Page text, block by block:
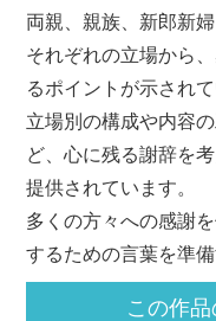
両親、親族、新郎新
それぞれの立場から
るポイントが示されて
立場別の構成や内容
ど、心に残る謝辞を
提供されています。
多くの方々への感謝
するための言葉を準
この作